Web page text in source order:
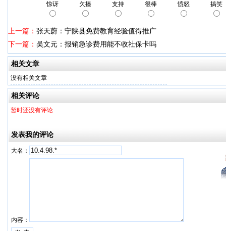
惊讶 欠揍 支持 很棒 愤怒 搞笑
上一篇： 张天蔚：宁陕县免费教育经验值得推广
下一篇： 吴文元：报销急诊费用能不收社保卡吗
相关文章
没有相关文章
相关评论
暂时还没有评论
发表我的评论
大名：
内容：